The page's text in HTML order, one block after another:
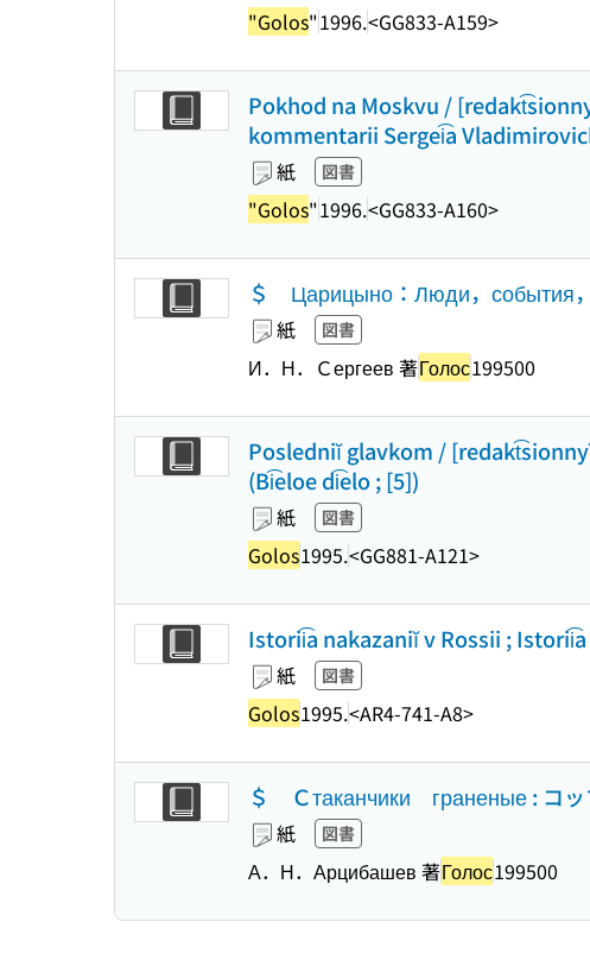
"Golos"1996.<GG833-A159>
Pokhod na Moskvu /
kommentarii Sergei͡a
紙 図書
"Golos"1996.<GG833-A160>
＄ Царицыно：Люди，события
紙 図書
И．Н．Ｃергеев 著Голос199500
Posledniĭ glavkom /
(Bi͡eloe di͡elo ; [5])
紙 図書
Golos1995.<GG881-A121>
Istorii͡a nakazaniĭ v Rossii ;
紙 図書
Golos1995.<AR4-741-A8>
＄ Ｃтаканчики граненые : コッ
紙 図書
А．Н．Арцибашев 著Голос199500